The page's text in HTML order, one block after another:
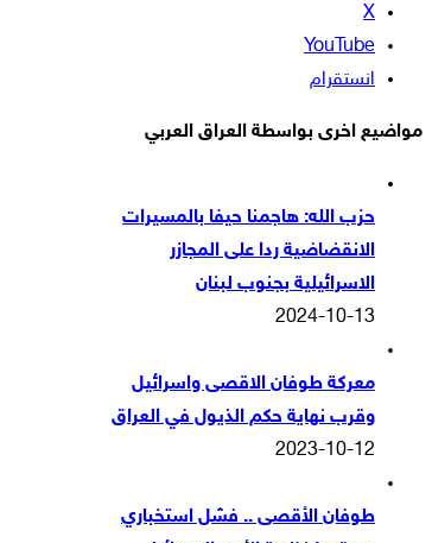
‫X
‫YouTube
انستقرام
مواضيع اخرى بواسطة العراق العربي
حزب الله: هاجمنا حيفا بالمسيرات
الانقضاضية ردا على المجازر
الاسرائيلية بجنوب لبنان
2024-10-13
معركة طوفان الاقصى واسرائيل
وقرب نهاية حكم الذيول في العراق
2023-10-12
طوفان الأقصى .. فشل استخباري